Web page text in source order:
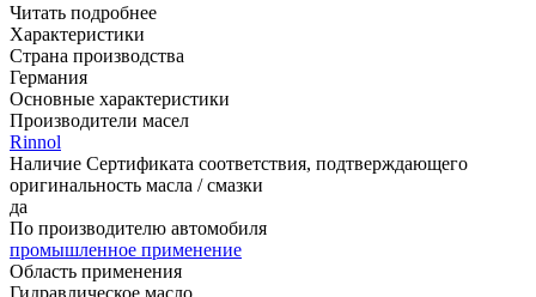
Читать подробнее
Характеристики
Страна производства
Германия
Основные характеристики
Производители масел
Rinnol
Наличие Сертификата соответствия, подтверждающего
оригинальность масла / смазки
да
По производителю автомобиля
промышленное применение
Область применения
Гидравлическое масло